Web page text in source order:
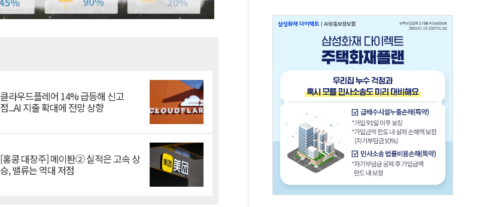
클라우드플레어 14% 급등해 신고
점...AI 지출 확대에 전망 상향
[홍콩 대장주] 메이퇀② 실적은 고속 상
승, 밸류는 역대 저점